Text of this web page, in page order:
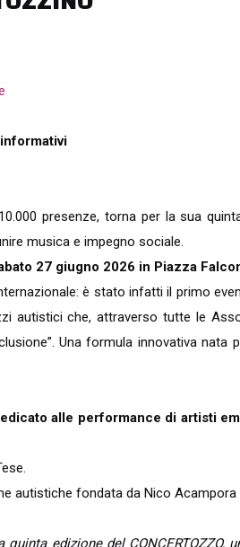
presenze, torna per la sua
musica e impegno sociale.
27 giugno 2026 in Piazza
è stato infatti il primo
autistici che, attraverso tutte le
Una formula innovativa nata
alle performance di artisti
autistiche fondata da Nico
edizione del CONCERTOZZO,